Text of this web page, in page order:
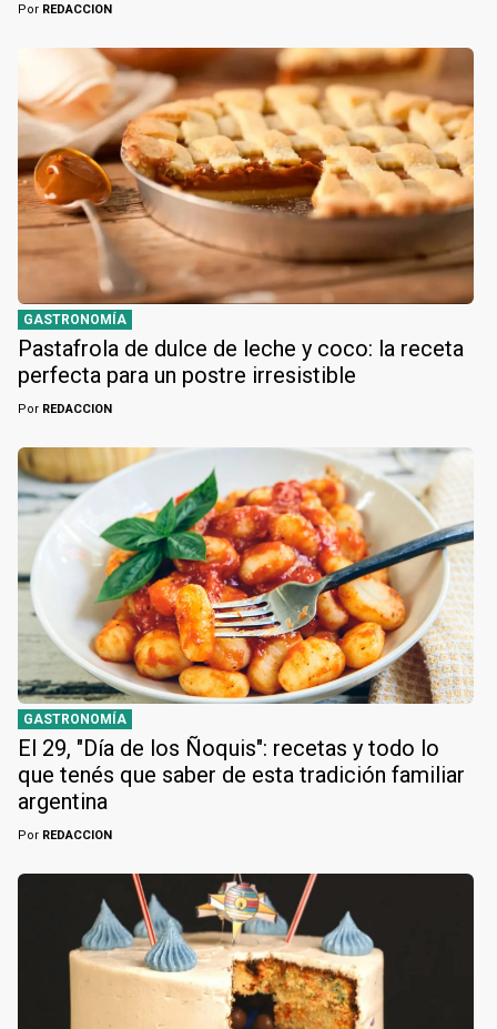
Por REDACCION
GASTRONOMÍA
Pastafrola de dulce de leche y coco: la receta
perfecta para un postre irresistible
Por REDACCION
GASTRONOMÍA
El 29, "Día de los Ñoquis": recetas y todo lo
que tenés que saber de esta tradición familiar
argentina
Por REDACCION